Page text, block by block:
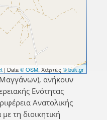
| Data© OSM, Χάρτες© buk.gr
ανήκουν
Ενότητας
Ανατολικής
τη διοικητική